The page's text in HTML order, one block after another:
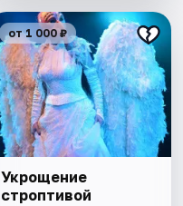
от 1 000 ₽
Укрощение
строптивой